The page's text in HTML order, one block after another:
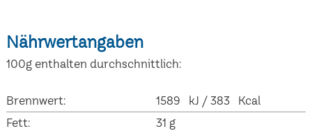
Nährwertangaben
100g enthalten durchschnittlich:
Brennwert:
1589 kJ / 383 Kcal
Fett:
31 g